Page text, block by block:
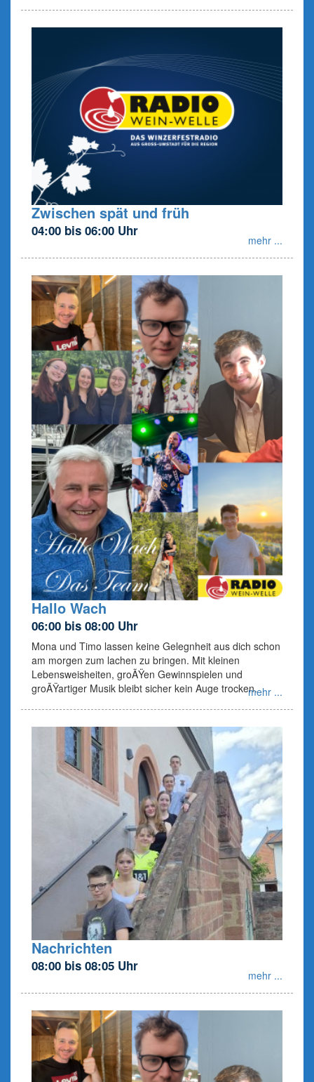
Zwischen spät und früh
04:00 bis 06:00 Uhr
mehr ...
Hallo Wach
06:00 bis 08:00 Uhr
Mona und Timo lassen keine Gelegnheit aus dich schon
am morgen zum lachen zu bringen. Mit kleinen
Lebensweisheiten, groÃŸen Gewinnspielen und
groÃŸartiger Musik bleibt sicher kein Auge trocken.mehr ...
Nachrichten
08:00 bis 08:05 Uhr
mehr ...